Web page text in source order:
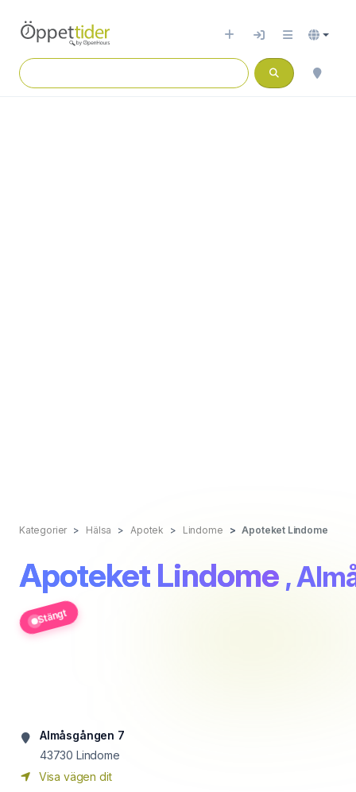
Kategorier Hälsa Apotek Lindome Apoteket Lindome
Apoteket Lindome ,
Stängt
Almåsgången 7
43730 Lindome
Visa vägen dit